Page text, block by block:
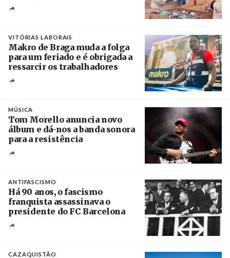
VITÓRIAS LABORAIS
Makro de Braga muda a folga
para um feriado e é obrigada a
ressarcir os trabalhadores
MÚSICA
Tom Morello anuncia novo
álbum e dá-nos a banda sonora
para a resistência
ANTIFASCISMO
Há 90 anos, o fascismo
franquista assassinava o
presidente do FC Barcelona
CAZAQUISTÃO